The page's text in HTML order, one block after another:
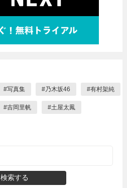
#写真集 #乃木坂46 #有村架純
#吉岡里帆 #土屋太鳳
検索する